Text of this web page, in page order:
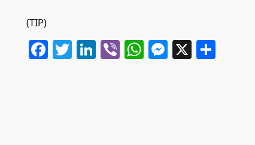
(TIP)
Facebook
Twitter
LinkedIn
ViberWhatsApp
Messenger
X